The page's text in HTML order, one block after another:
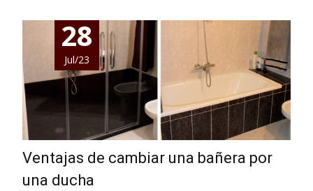
28
Jul/23
Ventajas de cambiar una bañera por
una ducha